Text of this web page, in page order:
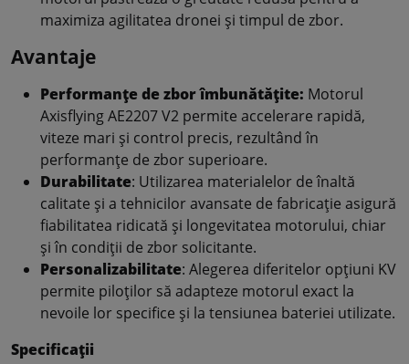
maximiza agilitatea dronei și timpul de zbor.
Avantaje
Performanțe de zbor îmbunătățite: Motorul
Axisflying AE2207 V2 permite accelerare rapidă,
viteze mari și control precis, rezultând în
performanțe de zbor superioare.
Durabilitate: Utilizarea materialelor de înaltă
calitate și a tehnicilor avansate de fabricație asigură
fiabilitatea ridicată și longevitatea motorului, chiar
și în condiții de zbor solicitante.
Personalizabilitate: Alegerea diferitelor opțiuni KV
permite piloților să adapteze motorul exact la
nevoile lor specifice și la tensiunea bateriei utilizate.
Specificații